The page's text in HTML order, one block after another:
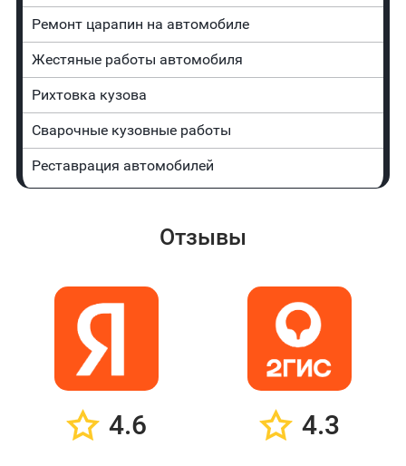
Ремонт царапин на автомобиле
Жестяные работы автомобиля
Рихтовка кузова
Сварочные кузовные работы
Реставрация автомобилей
Отзывы
4.6 4.3